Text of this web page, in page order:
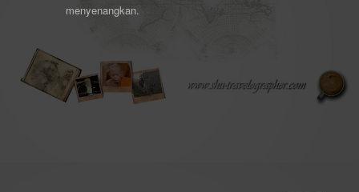
menyenangkan.